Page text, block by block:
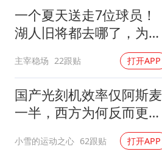
一个夏天送走7位球员！
湖人旧将都去哪了，为何
主宰稳场 22跟贴 打开APP
国产光刻机效率仅阿斯麦
一半，西方为何反而更
小雪的运动之心 62跟贴 打开APP